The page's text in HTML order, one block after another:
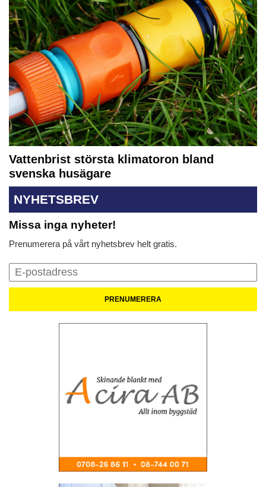
Vattenbrist största klimatoron bland
svenska husägare
NYHETSBREV
Missa inga nyheter!
Prenumerera på vårt nyhetsbrev helt gratis.